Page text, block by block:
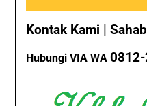
Kontak Kami |
Hubungi VIA WA